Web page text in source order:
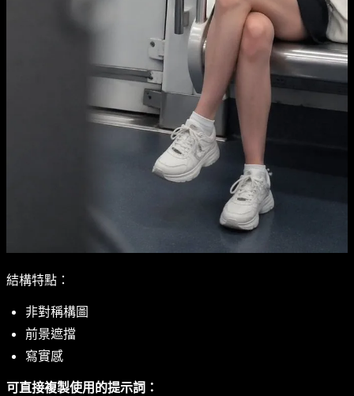
結構特點：
非對稱構圖
前景遮擋
寫實感
可直接複製使用的提示詞：